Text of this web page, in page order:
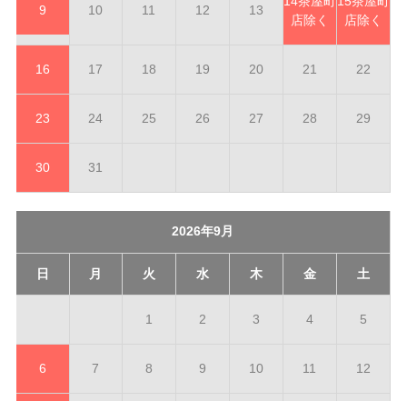
9 10 11 12 13
店除く
店除く
16 17 18 19 20 21 22
23 24 25 26 27 28 29
30 31
2026年9月
日 月 火 水 木 金 土
1 2 3 4 5
6 7 8 9 10 11 12